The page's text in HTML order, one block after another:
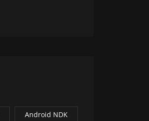
Android NDK